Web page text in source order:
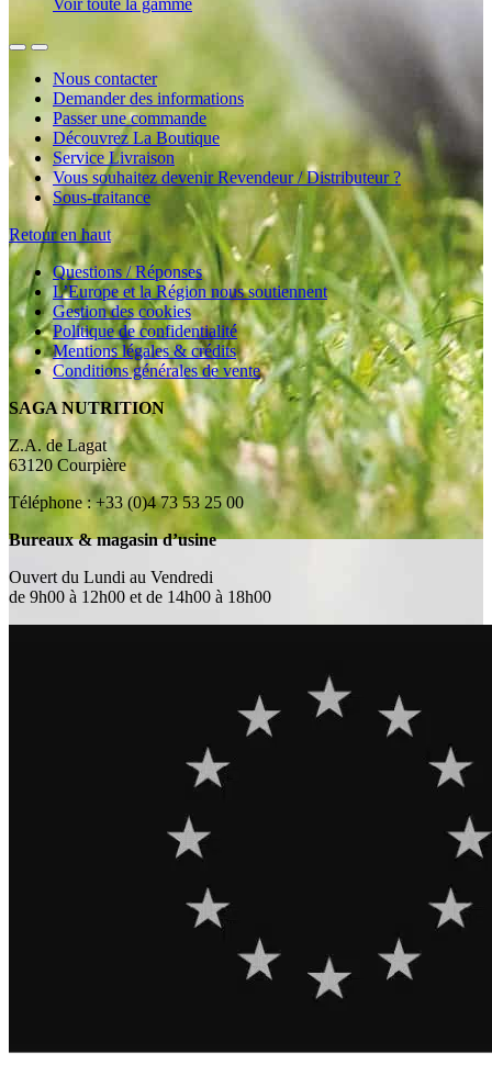
Voir toute la gamme
Nous contacter
Demander des informations
Passer une commande
Découvrez La Boutique
Service Livraison
Vous souhaitez devenir Revendeur / Distributeur ?
Sous-traitance
Retour en haut
Questions / Réponses
L’Europe et la Région nous soutiennent
Gestion des cookies
Politique de confidentialité
Mentions légales & crédits
Conditions générales de vente
SAGA NUTRITION
Z.A. de Lagat
63120 Courpière
Téléphone : +33 (0)4 73 53 25 00
Bureaux & magasin d’usine
Ouvert du Lundi au Vendredi
de 9h00 à 12h00 et de 14h00 à 18h00